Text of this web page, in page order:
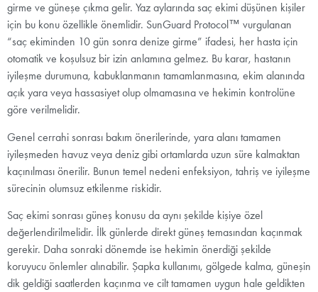
girme ve güneşe çıkma gelir. Yaz aylarında saç ekimi düşünen kişiler
için bu konu özellikle önemlidir. SunGuard Protocol™ vurgulanan
“saç ekiminden 10 gün sonra denize girme” ifadesi, her hasta için
otomatik ve koşulsuz bir izin anlamına gelmez. Bu karar, hastanın
iyileşme durumuna, kabuklanmanın tamamlanmasına, ekim alanında
açık yara veya hassasiyet olup olmamasına ve hekimin kontrolüne
göre verilmelidir.
Genel cerrahi sonrası bakım önerilerinde, yara alanı tamamen
iyileşmeden havuz veya deniz gibi ortamlarda uzun süre kalmaktan
kaçınılması önerilir. Bunun temel nedeni enfeksiyon, tahriş ve iyileşme
sürecinin olumsuz etkilenme riskidir.
Saç ekimi sonrası güneş konusu da aynı şekilde kişiye özel
değerlendirilmelidir. İlk günlerde direkt güneş temasından kaçınmak
gerekir. Daha sonraki dönemde ise hekimin önerdiği şekilde
koruyucu önlemler alınabilir. Şapka kullanımı, gölgede kalma, güneşin
dik geldiği saatlerden kaçınma ve cilt tamamen uygun hale geldikten